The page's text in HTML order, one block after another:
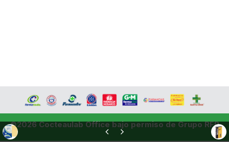
©2026 Cocteaulab Office bajo permiso de Grupo RFP